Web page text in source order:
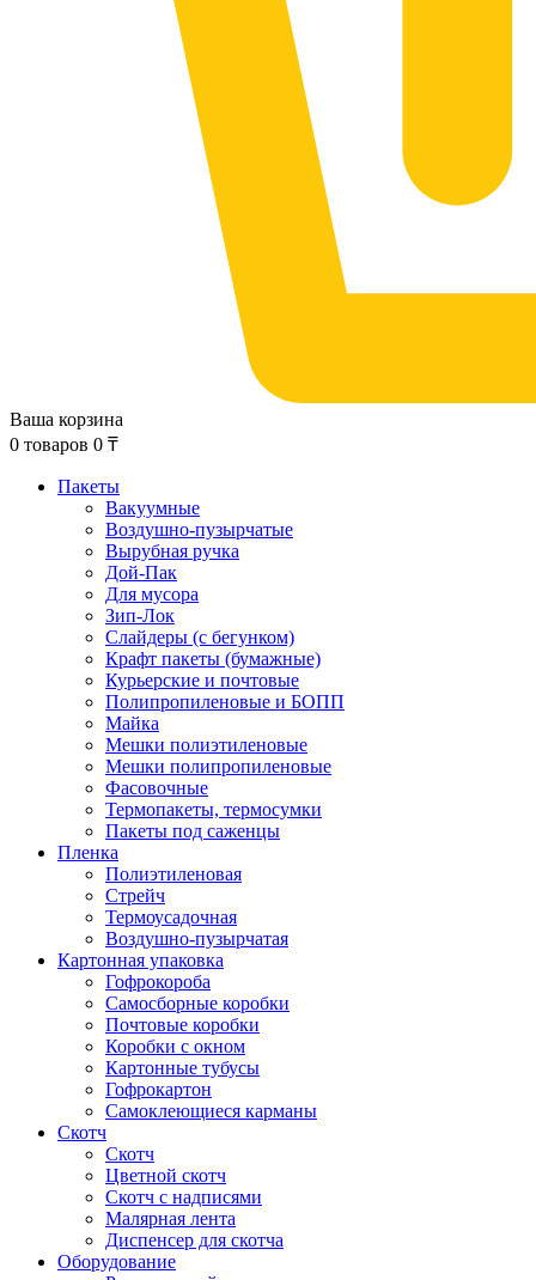
Ваша корзина
0 товаров 0 ₸
Пакеты
Вакуумные
Воздушно-пузырчатые
Вырубная ручка
Дой-Пак
Для мусора
Зип-Лок
Слайдеры (с бегунком)
Крафт пакеты (бумажные)
Курьерские и почтовые
Полипропиленовые и БОПП
Майка
Мешки полиэтиленовые
Мешки полипропиленовые
Фасовочные
Термопакеты, термосумки
Пакеты под саженцы
Пленка
Полиэтиленовая
Стрейч
Термоусадочная
Воздушно-пузырчатая
Картонная упаковка
Гофрокороба
Самосборные коробки
Почтовые коробки
Коробки с окном
Картонные тубусы
Гофрокартон
Самоклеющиеся карманы
Скотч
Скотч
Цветной скотч
Скотч с надписями
Малярная лента
Диспенсер для скотча
Оборудование